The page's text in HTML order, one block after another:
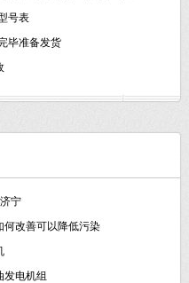
号表
毕准备发货
宁
何改善可以降低污染
电机组